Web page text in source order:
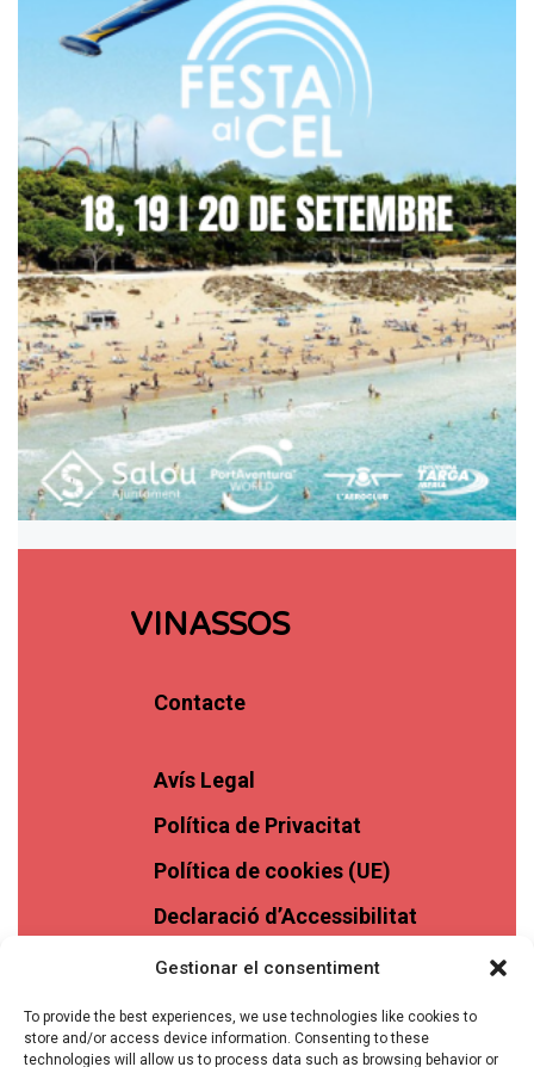
Gestionar el consentiment
To provide the best experiences, we use technologies like cookies to
store and/or access device information. Consenting to these
technologies will allow us to process data such as browsing behavior or
VINASSOS
Contacte
Avís Legal
Política de Privacitat
Política de cookies (UE)
Declaració d’Accessibilitat